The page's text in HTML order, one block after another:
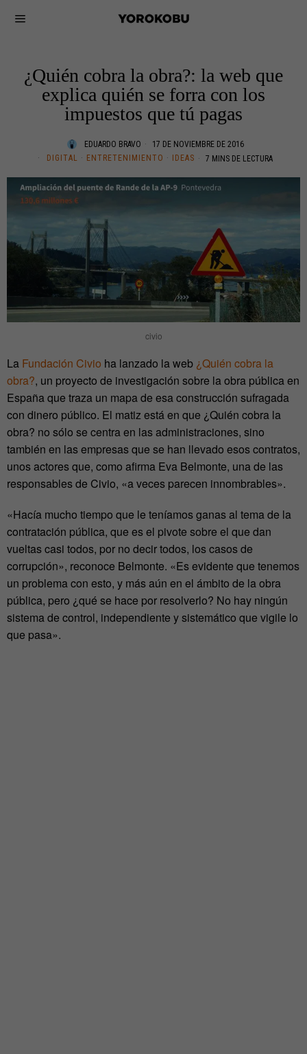
¿Quién cobra la obra?: la web que
explica quién se forra con los
impuestos que tú pagas
EDUARDO BRAVO
17 DE NOVIEMBRE DE 2016
DIGITAL · ENTRETENIMIENTO · IDEAS 7 MINS DE LECTURA
civio
La Fundación Civio ha lanzado la web ¿Quién cobra la
obra?, un proyecto de investigación sobre la obra pública en
España que traza un mapa de esa construcción sufragada
con dinero público. El matiz está en que ¿Quién cobra la
obra? no sólo se centra en las administraciones, sino
también en las empresas que se han llevado esos contratos,
unos actores que, como afirma Eva Belmonte, una de las
responsables de Civio, «a veces parecen innombrables».
«Hacía mucho tiempo que le teníamos ganas al tema de la
contratación pública, que es el pivote sobre el que dan
vueltas casi todos, por no decir todos, los casos de
corrupción», reconoce Belmonte. «Es evidente que tenemos
un problema con esto, y más aún en el ámbito de la obra
pública, pero ¿qué se hace por resolverlo? No hay ningún
sistema de control, independiente y sistemático que vigile lo
que pasa».